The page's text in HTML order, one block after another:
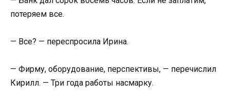
потеряем все.
— Все? — переспросила Ирина.
— Фирму, оборудование, перспективы, — перечислил
Кирилл. — Три года работы насмарку.